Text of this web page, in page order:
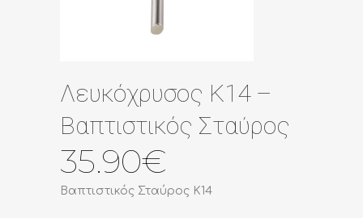
Λευκόχρυσος Κ14 –
Βαπτιστικός Σταύρος
35.90€
Βαπτιστικός Σταύρος Κ14